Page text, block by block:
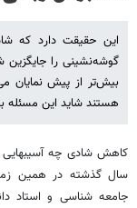
این حقیقت دارد که
گوشه‌نشینی را جایگزین
بیش‌تر از پیش نمایان
هستند شاید این مسئله
کاهش شادی چه
سال گذشته در همین
جامعه شناسی و استاد